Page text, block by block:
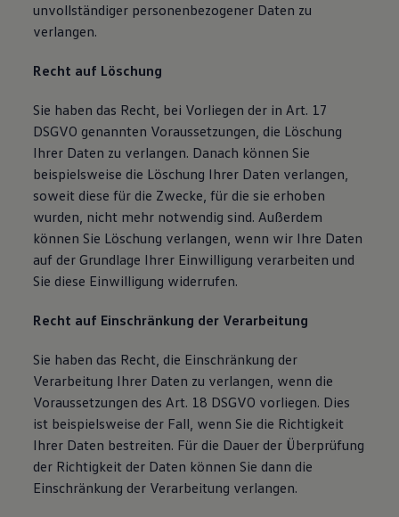
unvollständiger personenbezogener Daten zu
verlangen.
Recht auf Löschung
Sie haben das Recht, bei Vorliegen der in Art. 17
DSGVO genannten Voraussetzungen, die Löschung
Ihrer Daten zu verlangen. Danach können Sie
beispielsweise die Löschung Ihrer Daten verlangen,
soweit diese für die Zwecke, für die sie erhoben
wurden, nicht mehr notwendig sind. Außerdem
können Sie Löschung verlangen, wenn wir Ihre Daten
auf der Grundlage Ihrer Einwilligung verarbeiten und
Sie diese Einwilligung widerrufen.
Recht auf Einschränkung der Verarbeitung
Sie haben das Recht, die Einschränkung der
Verarbeitung Ihrer Daten zu verlangen, wenn die
Voraussetzungen des Art. 18 DSGVO vorliegen. Dies
ist beispielsweise der Fall, wenn Sie die Richtigkeit
Ihrer Daten bestreiten. Für die Dauer der Überprüfung
der Richtigkeit der Daten können Sie dann die
Einschränkung der Verarbeitung verlangen.